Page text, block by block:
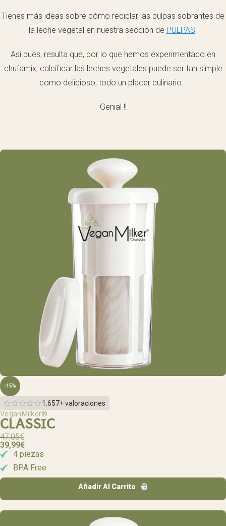
Tienes más ideas sobre cómo reciclar las pulpas sobrantes de
la leche vegetal en nuestra sección de PULPAS.
Así pues, resulta que, por lo que hemos experimentado en
chufamix, calcificar las leches vegetales puede ser tan simple
como delicioso, todo un placer culinario…
Genial !!
-15%
1.657+ valoraciones
VeganMilker®
CLASSIC
47,05€
39,99€
4 piezas
BPA Free
Añadir Al Carrito